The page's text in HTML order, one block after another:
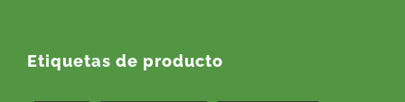
Etiquetas de producto